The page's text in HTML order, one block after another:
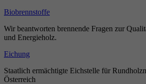
Biobrennstoffe
Wir beantworten brennende Fragen zur
und Energieholz.
Eichung
Staatlich ermächtigte Eichstelle für
Österreich